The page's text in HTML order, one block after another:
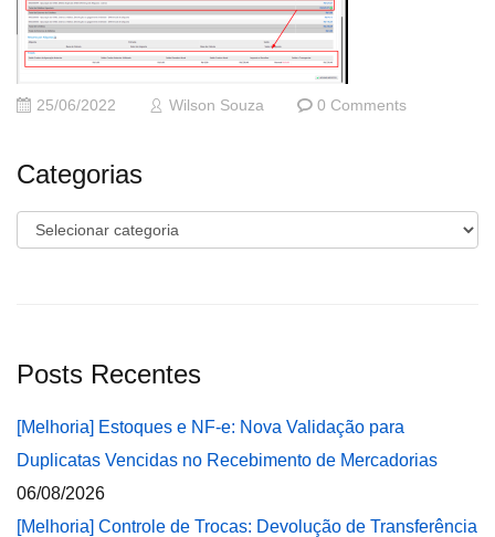
25/06/2022 Wilson Souza 0 Comments
Categorias
Categorias
Posts Recentes
[Melhoria] Estoques e NF-e: Nova Validação para
Duplicatas Vencidas no Recebimento de Mercadorias
06/08/2026
[Melhoria] Controle de Trocas: Devolução de Transferência